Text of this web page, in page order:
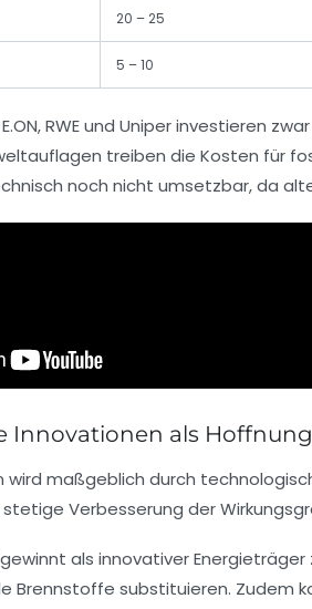
20 – 25
5 – 10
E.ON,RWEund Uniperinvestieren
treiben die Kosten für
noch nicht umsetzbar, da
Innovationen als
wird maßgeblich durch
Verbesserung der
als innovativer
Brennstoffe substituieren. Zudem